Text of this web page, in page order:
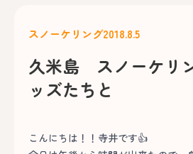
スノーケリング2018.8.5
久米島 スノーケリ
ッズたちと
こんにちは！！寺井です👍